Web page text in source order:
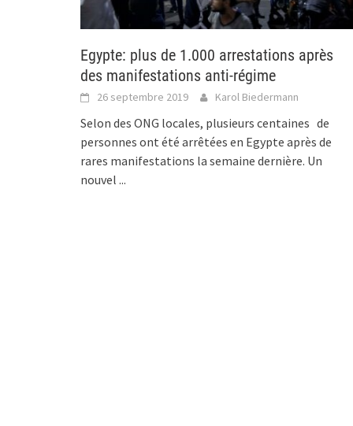
Egypte: plus de 1.000 arrestations après
des manifestations anti-régime
26 septembre 2019 Karol Biedermann
Selon des ONG locales, plusieurs centaines de
personnes ont été arrêtées en Egypte après de
rares manifestations la semaine dernière. Un
nouvel ...